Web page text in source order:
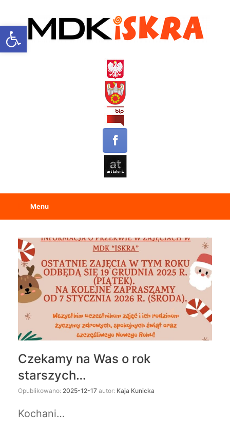
Open toolbar
Menu
Czekamy na Was o rok
starszych…
Opublikowano: 2025-12-17 autor: Kaja Kunicka
Kochani…